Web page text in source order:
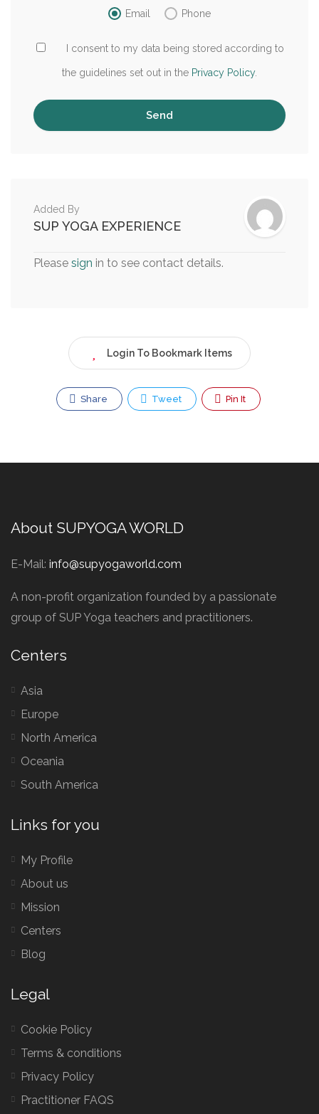
Email
Phone
I consent to my data being stored according to
the guidelines set out in the Privacy Policy.
Added By
SUP YOGA EXPERIENCE
Please sign in to see contact details.
Login To Bookmark Items
Share Tweet Pin It
About SUPYOGA WORLD
E-Mail: info@supyogaworld.com
A non-profit organization founded by a passionate
group of SUP Yoga teachers and practitioners.
Centers
Asia
Europe
North America
Oceania
South America
Links for you
My Profile
About us
Mission
Centers
Blog
Legal
Cookie Policy
Terms & conditions
Privacy Policy
Practitioner FAQS